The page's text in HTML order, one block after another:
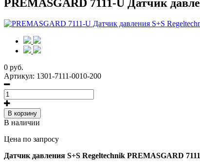
PREMASGARD 7111-U Датчик
0 руб.
Артикул: 1301-7111-0010-200
В корзину
В наличии
Цена по запросу
Датчик давления S+S Regeltechnik PREMASGARD